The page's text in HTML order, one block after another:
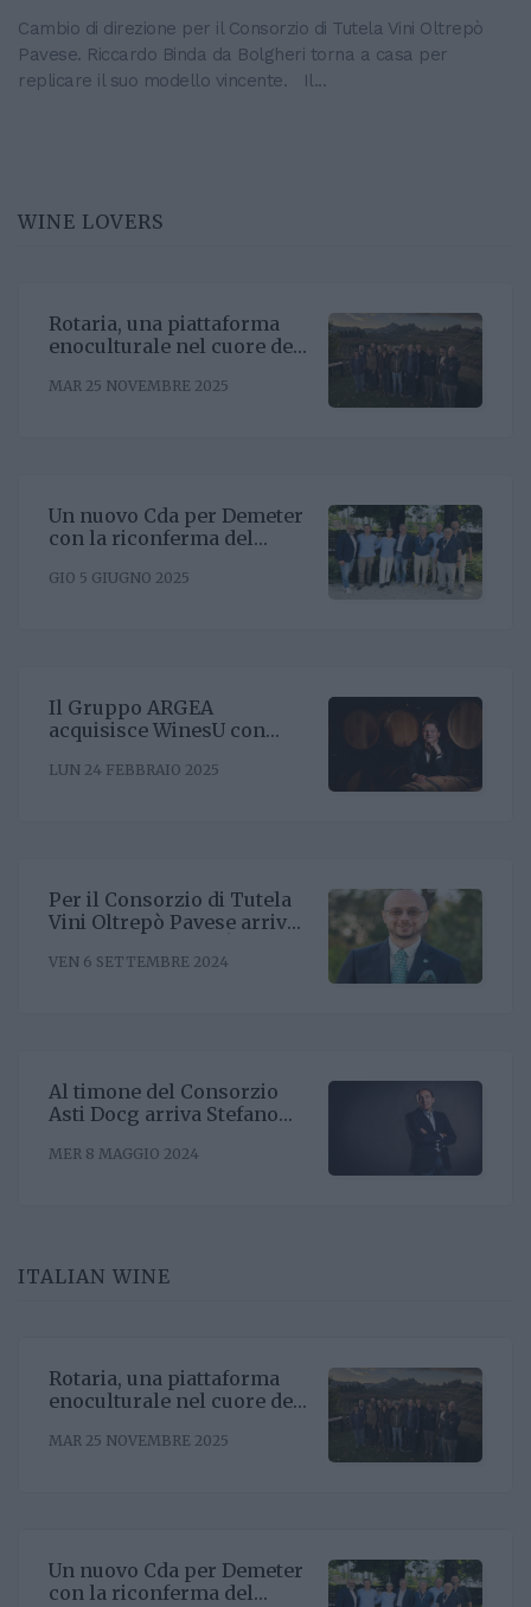
Cambio di direzione per il Consorzio di Tutela Vini Oltrepò
Pavese. Riccardo Binda da Bolgheri torna a casa per
replicare il suo modello vincente. Il...
WINE LOVERS
Rotaria, una piattaforma
enoculturale nel cuore del
MAR 25 NOVEMBRE 2025
Un nuovo Cda per Demeter
con la riconferma del
GIO 5 GIUGNO 2025
Il Gruppo ARGEA
acquisisce WinesU con
posizionamento negli Stati
LUN 24 FEBBRAIO 2025
Per il Consorzio di Tutela
Vini Oltrepò Pavese arriva
Riccardo Binda
VEN 6 SETTEMBRE 2024
Al timone del Consorzio
Asti Docg arriva Stefano
sinergia associativa e far
MER 8 MAGGIO 2024
ITALIAN WINE
Rotaria, una piattaforma
enoculturale nel cuore del
MAR 25 NOVEMBRE 2025
Un nuovo Cda per Demeter
con la riconferma del